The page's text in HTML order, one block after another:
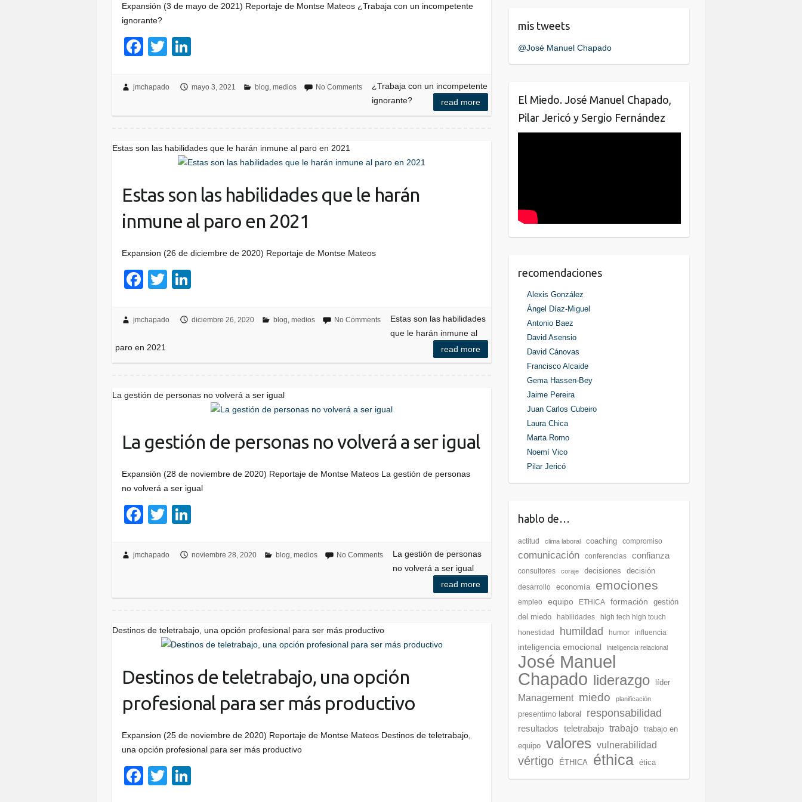
Expansión (3 de mayo de 2021) Reportaje de Montse Mateos ¿Trabaja con un incompetente
ignorante?
F
c
b
o
T
tt
k
dI
n
jmchapado mayo 3, 2021 blog, medios No Comments
¿Trabaja con un incompetente
ignorante?
read more
Estas son las habilidades que le harán inmune al paro en 2021
Estas son las habilidades que le harán
inmune al paro en 2021
Expansion (26 de diciembre de 2020) Reportaje de Montse Mateos
F
c
b
o
T
tt
k
jmchapado diciembre 26, 2020 blog, medios No Comments
Estas son las habilidades
que le harán inmune al
paro en 2021
read more
La gestión de personas no volverá a ser igual
La gestión de personas no volverá a ser igual
Expansión (28 de noviembre de 2020) Reportaje de Montse Mateos La gestión de personas
no volverá a ser igual
F
c
o
T
tt
k
jmchapado noviembre 28, 2020 blog, medios No Comments
La gestión de personas
no volverá a ser igual
read more
Destinos de teletrabajo, una opción profesional para ser más productivo
Destinos de teletrabajo, una opción
profesional para ser más productivo
Expansion (25 de noviembre de 2020) Reportaje de Montse Mateos Destinos de teletrabajo,
una opción profesional para ser más productivo
F
T
b
o
k
n
mis tweets
@José Manuel Chapado
El Miedo. José Manuel Chapado,
Pilar Jericó y Sergio Fernández
recomendaciones
Alexis González
Ángel Díaz-Miguel
Antonio Baez
David Asensio
David Cánovas
Francisco Alcaide
Gema Hassen-Bey
Jaime Pereira
Juan Carlos Cubeiro
Laura Chica
Marta Romo
Noemí Vico
Pilar Jericó
hablo de…
actitud clima laboral coaching compromiso
comunicación conferencias confianza
consultores coraje decisiones decisión
desarrollo economía emociones
empleo equipo ETHICA formación
gestión
del miedo
habilidades
high tech high touch
honestidad
humildad humor influencia
inteligencia emocional inteligencia relacional
José Manuel
Chapado liderazgo líder
Management miedo planificación
presentimo laboral responsabilidad
resultados teletrabajo trabajo
trabajo en
equipo
valores vulnerabilidad
vértigo ÉTHICA éthica ética